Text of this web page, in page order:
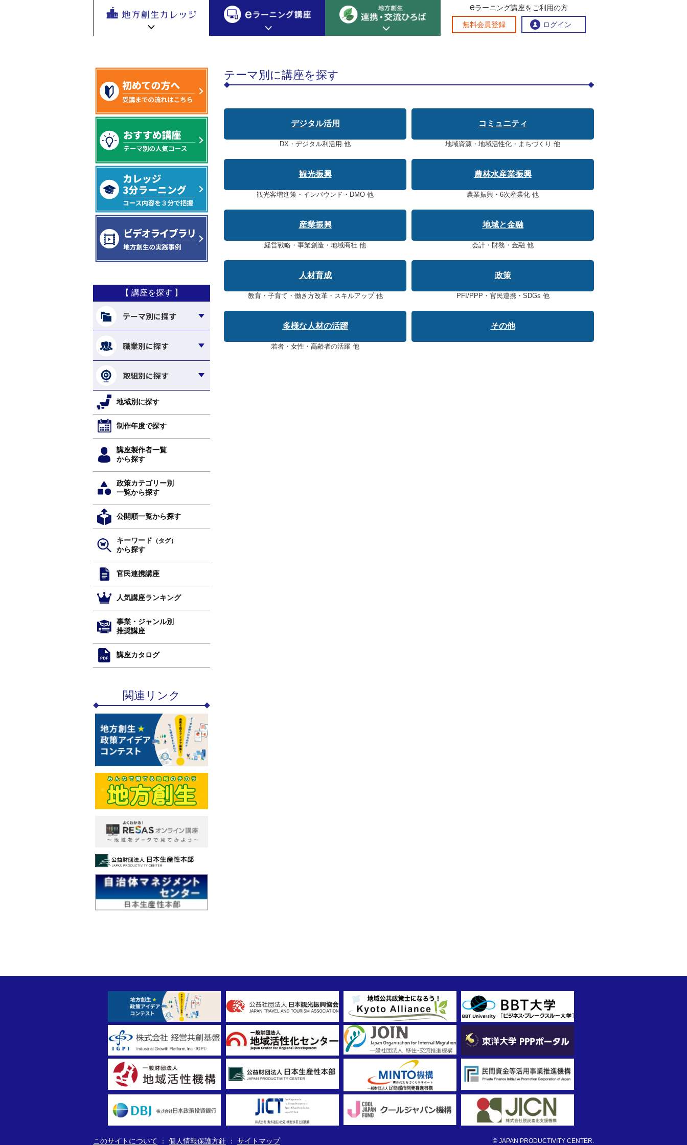
地方創生カレッジ
地方創生カレッジ HOME
新着情報
地方創生カレッジ活用の流れ
ビデオライブラリ
eラーニング講座
e ラーニング講座 HOME
初めての方へ
eラーニング受講者の声
連携交流ひろば
連携・交流ひろば HOME
連携・交流ひろばについて
全国で活躍する地方創生専門人材
地方創生応援プロジェクト
eラーニング講座をご利用の方
無料会員登録 ログイン
地方創生
を無料eラ
講座が200
【 講座を探す 】
テーマ別に探す
職業別に探す
取組別に探す
地域別に探す
制作年度で探す
講座製作者一覧
から探す
政策カテゴリー別
一覧から探す
公開順一覧から探す
キーワード （タグ）
から探す
官民連携講座
人気講座ランキング
事業・ジャンル別
推奨講座
講座カタログ
関連リンク
テーマ別に講座を探す
デジタル活用
DX・デジタル利活用 他
コミュニティ
地域資源・地域活性化・まちづくり 他
観光振興
観光客増進策・インバウンド・DMO 他
農林水産業振興
農業振興・6次産業化 他
産業振興
経営戦略・事業創造・地域商社 他
地域と金融
会計・財務・金融 他
人材育成
教育・子育て・働き方改革・スキルアップ 他
政策
PFI/PPP・官民連携・SDGs 他
多様な人材の活躍
若者・女性・高齢者の活躍 他
その他
このサイトについて 個人情報保護方針 サイトマップ © JAPAN PRODUCTIVITY CENTER.